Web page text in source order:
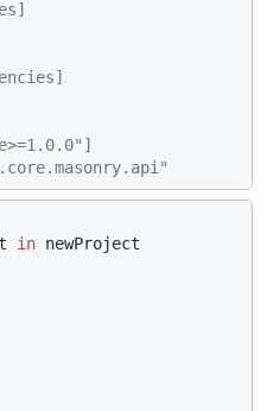
in newProject